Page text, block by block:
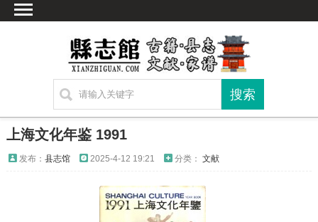
方志
上海文化年鉴 1991
发布： 县志馆 2025-4-12 19:21 分类： 文献